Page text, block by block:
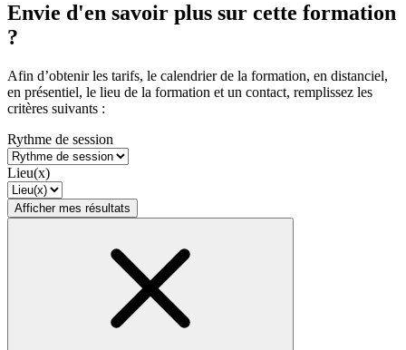
Envie d'en savoir plus sur cette formation
?
Afin d’obtenir les tarifs, le calendrier de la formation, en distanciel,
en présentiel, le lieu de la formation et un contact, remplissez les
critères suivants :
Rythme de session
Lieu(x)
Afficher mes résultats